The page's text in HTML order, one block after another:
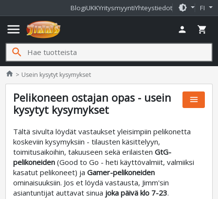
BlogiUKKYritysmyyntiYhteystiedot brightness_medium FI
menu person shopping_cart
search
home Jimms.fi
Usein kysytyt kysymykset
Pelikoneen ostajan opas - usein
kysytyt kysymykset
menu
Tältä sivulta löydät vastaukset yleisimpiin pelikonetta
koskeviin kysymyksiin - tilausten käsittelyyn,
toimitusaikoihin, takuuseen sekä erilaistenGtG-
pelikoneiden (Good to Go - heti käyttövalmiit, valmiiksi
kasatut pelikoneet) jaGamer-pelikoneiden
ominaisuuksiin. Jos et löydä vastausta, Jimm'sin
asiantuntijat auttavat sinua joka päivä klo 7-23.